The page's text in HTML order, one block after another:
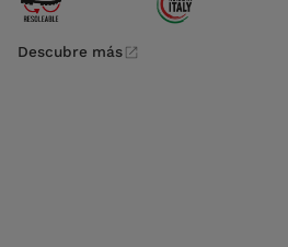
Descubre más